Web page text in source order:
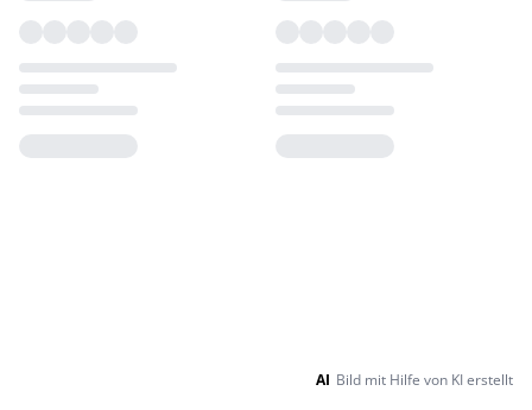
AI Bild mit Hilfe von KI erstellt